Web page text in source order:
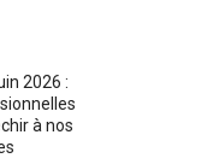
2026 :
à nos